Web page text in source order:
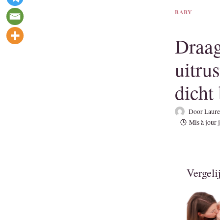
BABY
dicht
Door
Mis à jour